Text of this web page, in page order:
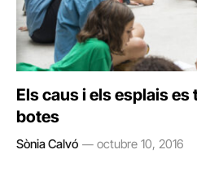
Els caus i els esplais
botes
Sònia Calvó octubre 10, 2016